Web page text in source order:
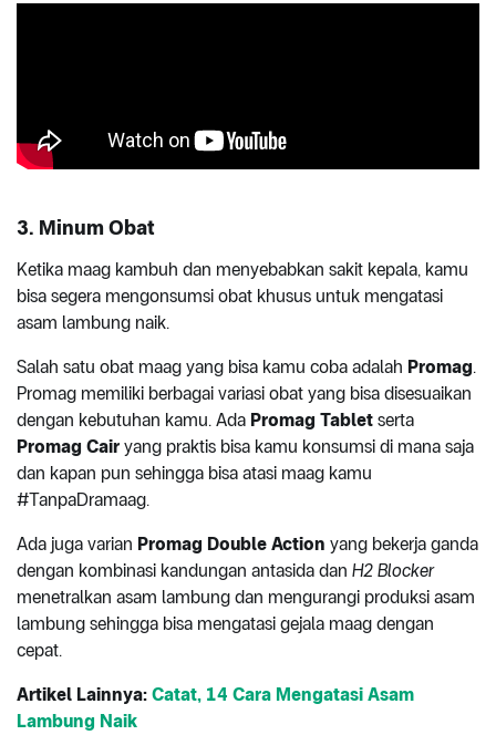
3. Minum Obat
Ketika maag kambuh dan menyebabkan sakit kepala, kamu
bisa segera mengonsumsi obat khusus untuk mengatasi
asam lambung naik.
Salah satu obat maag yang bisa kamu coba adalah Promag.
Promag memiliki berbagai variasi obat yang bisa disesuaikan
dengan kebutuhan kamu. Ada Promag Tablet serta
Promag Cair yang praktis bisa kamu konsumsi di mana saja
dan kapan pun sehingga bisa atasi maag kamu
#TanpaDramaag.
Ada juga varian Promag Double Action yang bekerja ganda
dengan kombinasi kandungan antasida dan H2 Blocker
menetralkan asam lambung dan mengurangi produksi asam
lambung sehingga bisa mengatasi gejala maag dengan
cepat.
Artikel Lainnya: Catat, 14 Cara Mengatasi Asam
Lambung Naik